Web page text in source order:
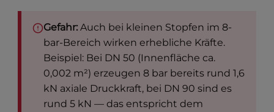
Gefahr: Auch bei kleinen Stopfen im 8-
bar-Bereich wirken erhebliche Kräfte.
Beispiel: Bei DN 50 (Innenfläche ca.
0,002 m²) erzeugen 8 bar bereits rund 1,6
kN axiale Druckkraft, bei DN 90 sind es
rund 5 kN — das entspricht dem